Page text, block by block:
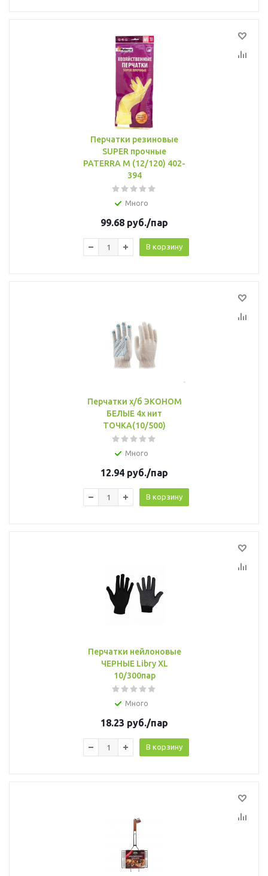
Перчатки резиновые
SUPER прочные
PATERRA М (12/120) 402-
394
Много
99.68 руб./пар
В корзину
Перчатки х/б ЭКОНОМ
БЕЛЫЕ 4х нит
ТОЧКА(10/500)
Много
12.94 руб./пар
В корзину
Перчатки нейлоновые
ЧЕРНЫЕ Libry XL
10/300пар
Много
18.23 руб./пар
В корзину